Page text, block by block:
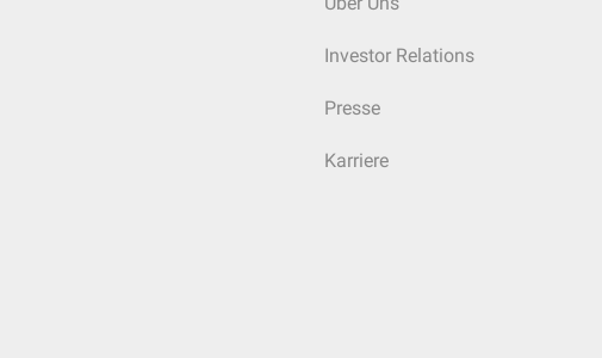
Investor Relations
Presse
Karriere